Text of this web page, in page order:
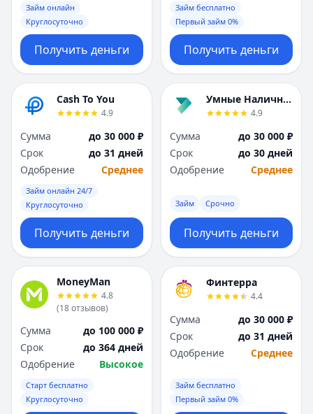
Займ онлайн
Круглосуточно
Получить деньги
Займ бесплатно
Первый займ 0%
Получить деньги
Cash To You
4.9
Сумма
до 30 000 ₽
Срок
до 31 дней
Одобрение
Среднее
Займ онлайн 24/7
Круглосуточно
Получить деньги
Умные Наличные
4.9
Сумма
до 30 000 ₽
Срок
до 30 дней
Одобрение
Среднее
Займ Срочно
Получить деньги
MoneyMan
4.8
(18отзывов)
Сумма
до 100 000 ₽
Срок
до 364 дней
Одобрение
Высокое
Старт бесплатно
Круглосуточно
Финтерра
4.4
Сумма
до 30 000 ₽
Срок
до 31 дней
Одобрение
Среднее
Займ бесплатно
Первый займ 0%